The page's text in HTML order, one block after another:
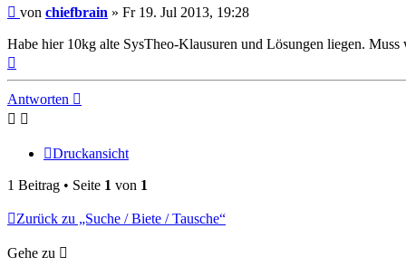
Beitrag
von chiefbrain » Fr 19. Jul 2013, 19:28
Habe hier 10kg alte SysTheo-Klausuren und Lösungen liegen. Muss
Antworten
Druckansicht
1 Beitrag • Seite 1 von 1
Zurück zu „Suche / Biete / Tausche“
Gehe zu